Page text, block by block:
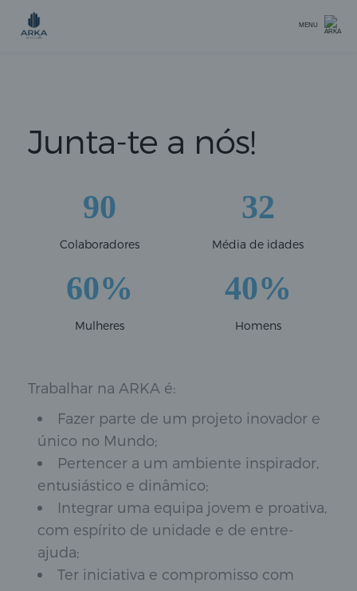
MENU
Junta-te a nós!
90
Colaboradores
32
Média de idades
60%
Mulheres
40%
Homens
Trabalhar na ARKA é:
Fazer parte de um projeto inovador e
único no Mundo;
Pertencer a um ambiente inspirador,
entusiástico e dinâmico;
Integrar uma equipa jovem e proativa,
com espírito de unidade e de entre-
ajuda;
Ter iniciativa e compromisso com